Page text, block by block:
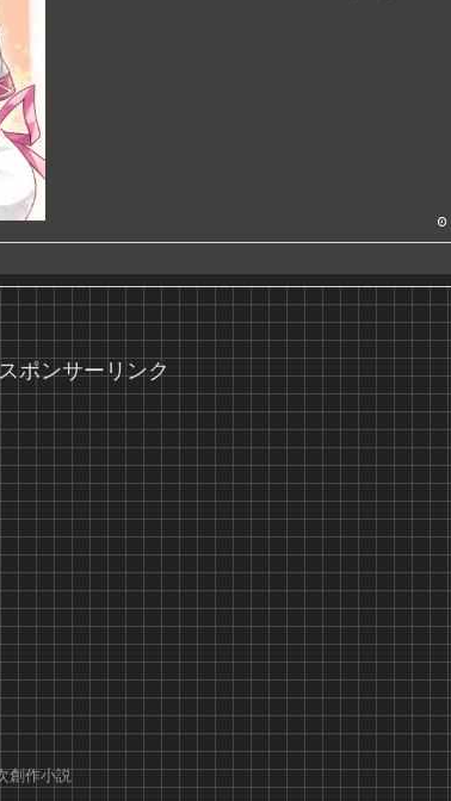
ポンサーリンク
創作小説